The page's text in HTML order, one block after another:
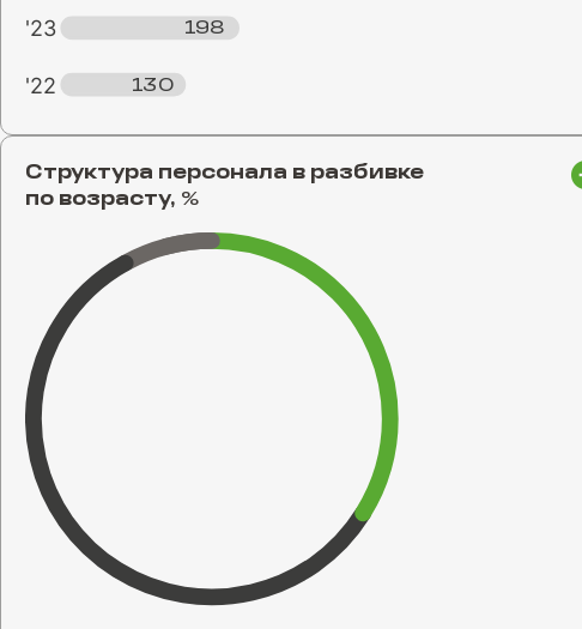
0 300
'23
'22
198
130
Структура персонала в разбивке
по возрасту, %